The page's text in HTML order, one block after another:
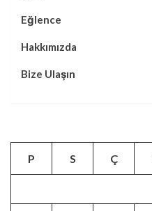
Eğlence
Hakkımızda
Bize Ulaşın
P S Ç